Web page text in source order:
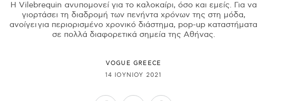
Η Vilebrequin ανυπομονεί για το καλοκαίρι, όσο και εμείς. Για να
γιορτάσει τη διαδρομή των πενήντα χρόνων της στη μόδα,
ανοίγει για περιορισμένο χρονικό διάστημα, pop-up καταστήματα
σε πολλά διαφορετικά σημεία της Αθήνας.
VOGUE GREECE
14 ΙΟΥΝΊΟΥ 2021